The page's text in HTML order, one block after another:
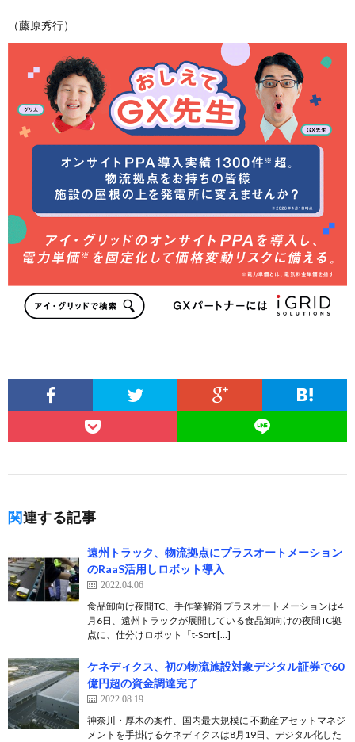
（藤原秀行）
関連する記事
遠州トラック、物流拠点にプラスオートメーション
のRaaS活用しロボット導入
2022.04.06
食品卸向け夜間TC、手作業解消 プラスオートメーションは4
月6日、遠州トラックが展開している食品卸向けの夜間TC拠
点に、仕分けロボット「t-Sort […]
ケネディクス、初の物流施設対象デジタル証券で60
億円超の資金調達完了
2022.08.19
神奈川・厚木の案件、国内最大規模に 不動産アセットマネジ
メントを手掛けるケネディクスは8月19日、デジタル化した